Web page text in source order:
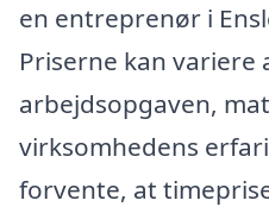
en entreprenør i
Priserne kan
arbejdsopgaven,
virksomhedens
forvente, at